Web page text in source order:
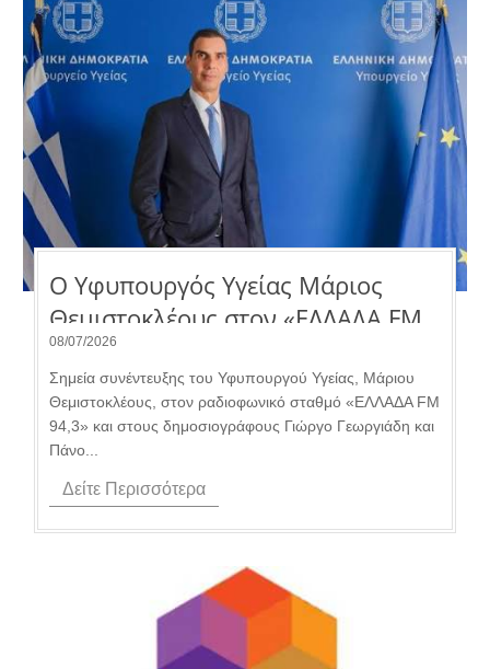
Ο Υφυπουργός Υγείας Μάριος
Θεμιστοκλέους στον «ΕΛΛΑΔΑ FM
94,3».
08/07/2026
Σημεία συνέντευξης του Υφυπουργού Υγείας, Μάριου
Θεμιστοκλέους, στον ραδιοφωνικό σταθμό «ΕΛΛΑΔΑ FM
94,3» και στους δημοσιογράφους Γιώργο Γεωργιάδη και
Πάνο...
Δείτε Περισσότερα